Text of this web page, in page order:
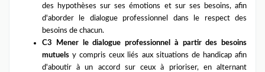
des hypothèses sur ses émotions et sur ses besoins, afin
d'aborder le dialogue professionnel dans le respect des
besoins de chacun.
C3 Mener le dialogue professionnel à partir des besoins
mutuels y compris ceux liés aux situations de handicap afin
d'aboutir à un accord sur ceux à prioriser, en alternant